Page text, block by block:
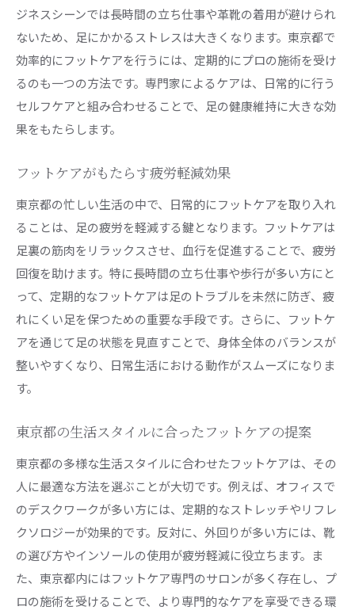
ジネスシーンでは長時間の立ち仕事や革靴の着用が避けられ
ないため、足にかかるストレスは大きくなります。東京都で
効率的にフットケアを行うには、定期的にプロの施術を受け
るのも一つの方法です。専門家によるケアは、日常的に行う
セルフケアと組み合わせることで、足の健康維持に大きな効
果をもたらします。
フットケアがもたらす疲労軽減効果
東京都の忙しい生活の中で、日常的にフットケアを取り入れ
ることは、足の疲労を軽減する鍵となります。フットケアは
足裏の筋肉をリラックスさせ、血行を促進することで、疲労
回復を助けます。特に長時間の立ち仕事や歩行が多い方にと
って、定期的なフットケアは足のトラブルを未然に防ぎ、疲
れにくい足を保つための重要な手段です。さらに、フットケ
アを通じて足の状態を見直すことで、身体全体のバランスが
整いやすくなり、日常生活における動作がスムーズになりま
す。
東京都の生活スタイルに合ったフットケアの提案
東京都の多様な生活スタイルに合わせたフットケアは、その
人に最適な方法を選ぶことが大切です。例えば、オフィスで
のデスクワークが多い方には、定期的なストレッチやリフレ
クソロジーが効果的です。反対に、外回りが多い方には、靴
の選び方やインソールの使用が疲労軽減に役立ちます。ま
た、東京都内にはフットケア専門のサロンが多く存在し、プ
ロの施術を受けることで、より専門的なケアを享受できる環